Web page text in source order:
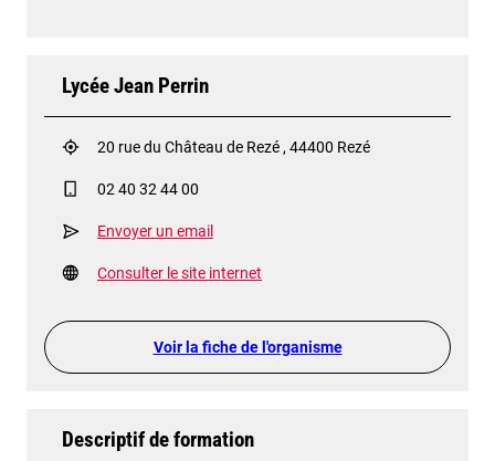
Lycée Jean Perrin
20 rue du Château de Rezé , 44400 Rezé
02 40 32 44 00
Envoyer un email
Consulter le site internet
Voir la fiche de l'organisme
Descriptif de formation